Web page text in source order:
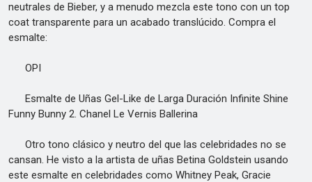
neutrales de Bieber, y a menudo mezcla este tono con un top
coat transparente para un acabado translúcido. Compra el
esmalte:
OPI
Esmalte de Uñas Gel-Like de Larga Duración Infinite Shine
Funny Bunny 2. Chanel Le Vernis Ballerina
Otro tono clásico y neutro del que las celebridades no se
cansan. He visto a la artista de uñas Betina Goldstein usando
este esmalte en celebridades como Whitney Peak, Gracie